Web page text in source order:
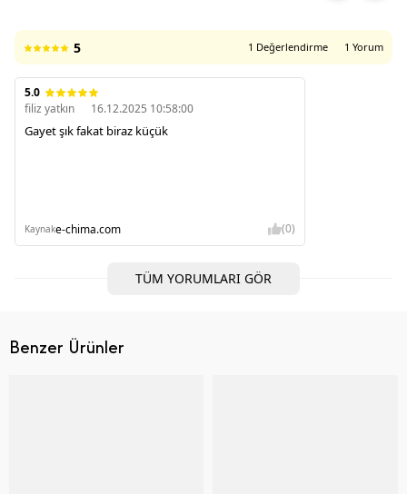
5 1 Değerlendirme 1 Yorum
5.0
filiz yatkın
16.12.2025 10:58:00
Gayet şık fakat biraz küçük
Kaynake-chima.com (0)
TÜM YORUMLARI GÖR
Benzer Ürünler